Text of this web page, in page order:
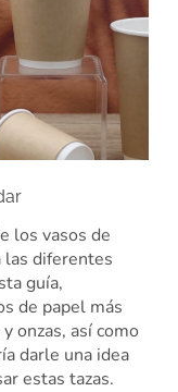
los vasos de
las diferentes
guía,
de papel más
onzas, así como
darle una idea
estas tazas.